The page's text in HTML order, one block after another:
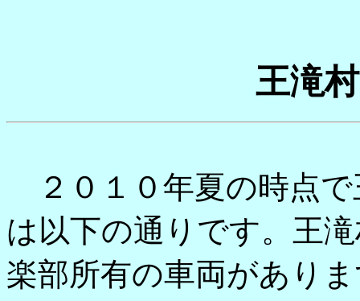
王滝
２０１０年夏の時点
は以下の通りです。王
楽部所有の車両があり